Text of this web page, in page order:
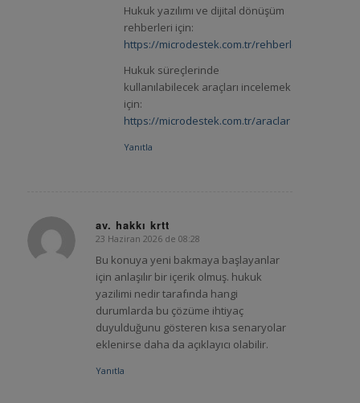
Hukuk yazılımı ve dijital dönüşüm
rehberleri için:
https://microdestek.com.tr/rehberler
Hukuk süreçlerinde
kullanılabilecek araçları incelemek
için:
https://microdestek.com.tr/araclar
Yanıtla
av. hakkı krtt
says:
23 Haziran 2026 de 08:28
Bu konuya yeni bakmaya başlayanlar
için anlaşılır bir içerik olmuş. hukuk
yazilimi nedir tarafında hangi
durumlarda bu çözüme ihtiyaç
duyulduğunu gösteren kısa senaryolar
eklenirse daha da açıklayıcı olabilir.
Yanıtla